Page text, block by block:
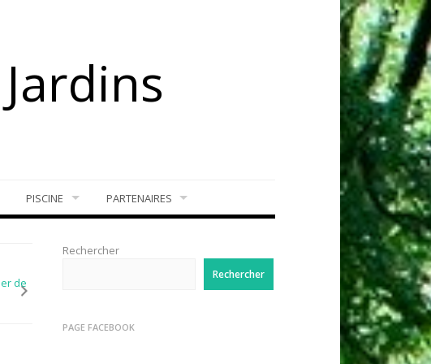
PISCINE PARTENAIRES
de
Rechercher
Rechercher
PAGE FACEBOOK